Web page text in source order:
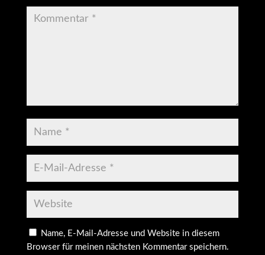
Name, E-Mail-Adresse und Website in diesem
Browser für meinen nächsten Kommentar speichern.